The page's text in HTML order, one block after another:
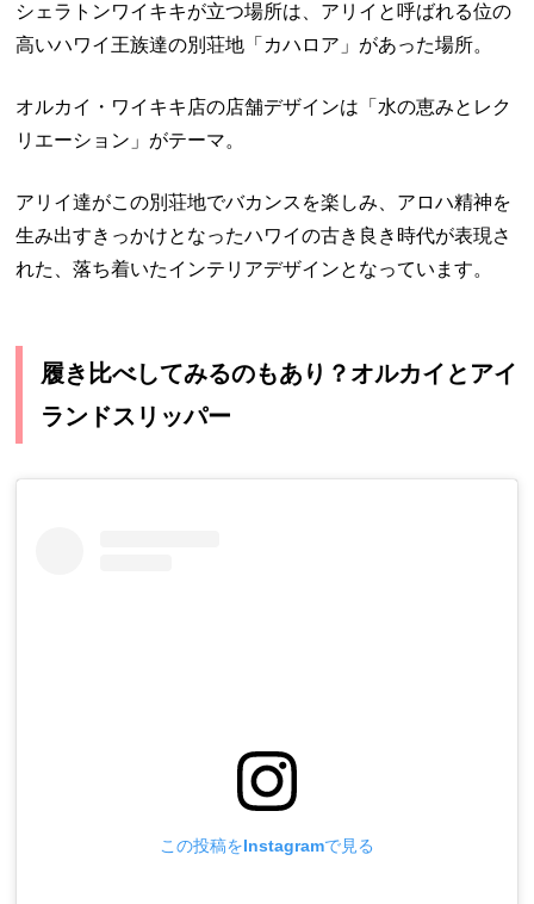
シェラトンワイキキが立つ場所は、アリイと呼ばれる位の
高いハワイ王族達の別荘地「カハロア」があった場所。
オルカイ・ワイキキ店の店舗デザインは「水の恵みとレク
リエーション」がテーマ。
アリイ達がこの別荘地でバカンスを楽しみ、アロハ精神を
生み出すきっかけとなったハワイの古き良き時代が表現さ
れた、落ち着いたインテリアデザインとなっています。
履き比べしてみるのもあり？オルカイとアイ
ランドスリッパー
この投稿をInstagramで見る